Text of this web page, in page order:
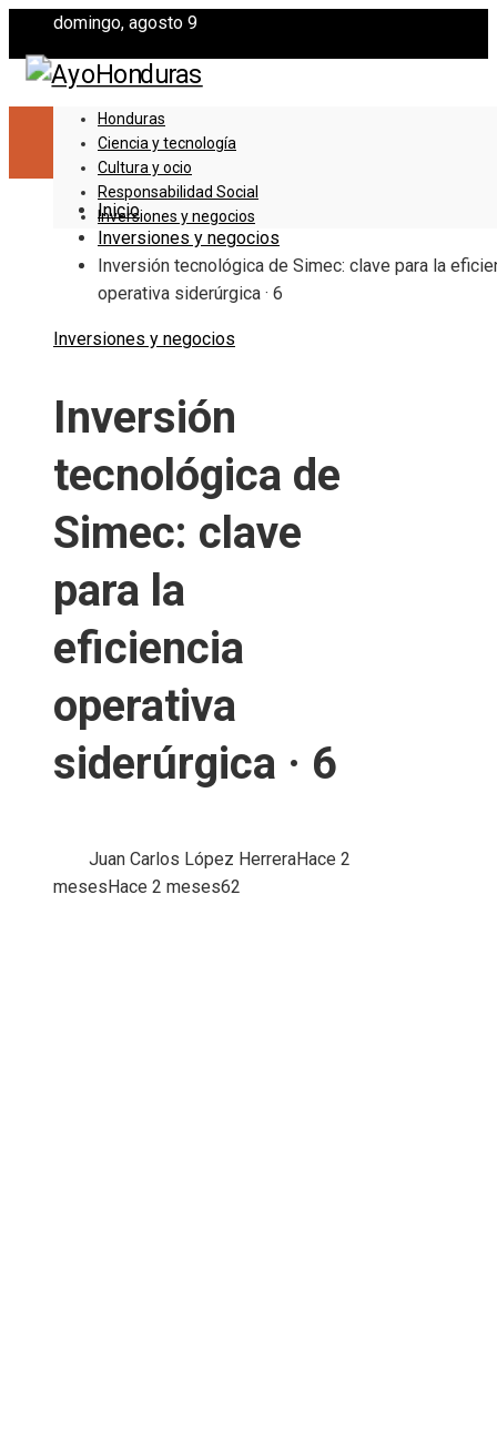
domingo, agosto 9
Honduras
Ciencia y tecnología
Cultura y ocio
Responsabilidad Social
Inversiones y negocios
Inicio
Inversiones y negocios
Inversión tecnológica de Simec: clave para la
operativa siderúrgica · 6
Inversiones y negocios
Inversión
tecnológica de
Simec: clave
para la
eficiencia
operativa
siderúrgica · 6
Juan Carlos López HerreraHace 2
meses Hace 2 meses62